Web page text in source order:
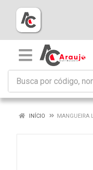
INÍCIO MANGUEIRA